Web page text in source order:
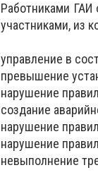
Работниками
участниками, из
управление в
превышение
нарушение
создание
нарушение
нарушение
невыполнение